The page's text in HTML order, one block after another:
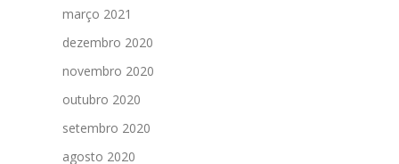
março 2021
dezembro 2020
novembro 2020
outubro 2020
setembro 2020
agosto 2020